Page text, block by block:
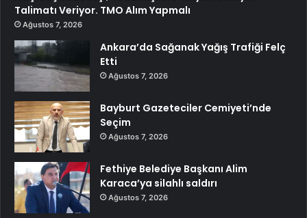
Talimatı Veriyor. TMO Alım Yapmalı
Ağustos 7, 2026
Ankara’da Sağanak Yağış Trafiği Felç
Etti
Ağustos 7, 2026
Bayburt Gazeteciler Cemiyeti’nde
Seçim
Ağustos 7, 2026
Fethiye Belediye Başkanı Alim
Karaca’ya silahlı saldırı
Ağustos 7, 2026